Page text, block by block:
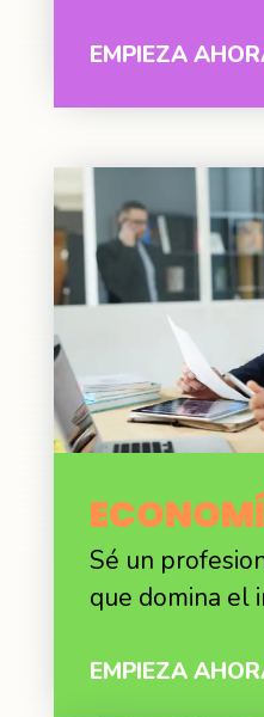
EMPIEZA
E
Sé un
que domina el
EMPIEZA